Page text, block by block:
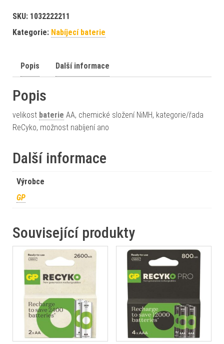
SKU: 1032222211
Kategorie: Nabíjecí baterie
Popis Další informace
Popis
velikost baterie AA, chemické složení NiMH, kategorie/řada
ReCyko, možnost nabíjení ano
Další informace
Výrobce
GP
Související produkty